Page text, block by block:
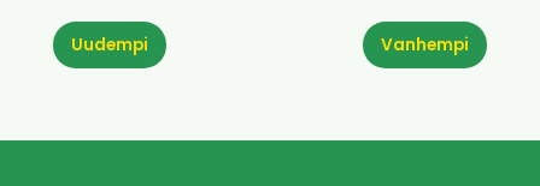
Vanhempi
Uudempi